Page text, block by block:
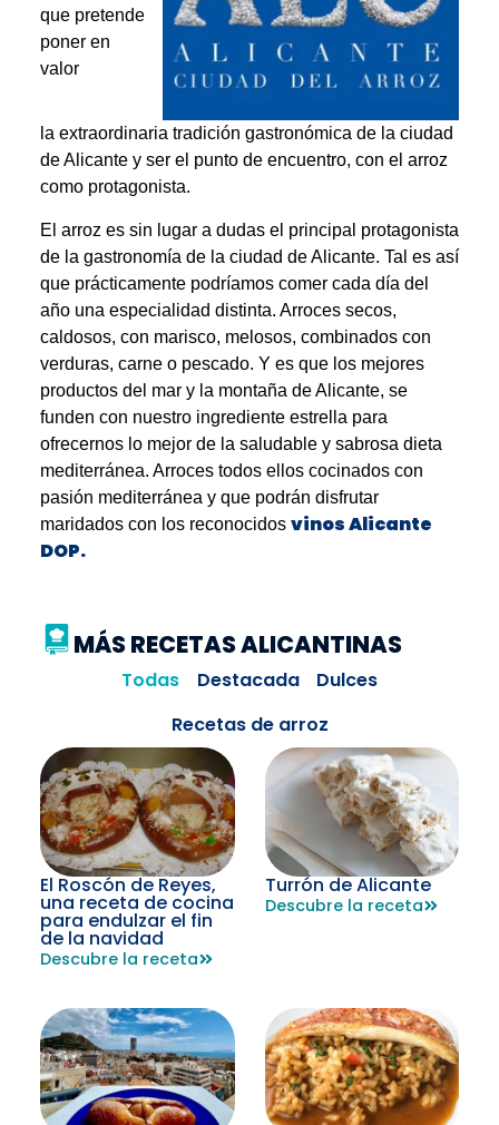
que pretende
poner en
valor
la extraordinaria tradición gastronómica de la ciudad
de Alicante y ser el punto de encuentro, con el arroz
como protagonista.
El arroz es sin lugar a dudas el principal protagonista
de la gastronomía de la ciudad de Alicante. Tal es así
que prácticamente podríamos comer cada día del
año una especialidad distinta. Arroces secos,
caldosos, con marisco, melosos, combinados con
verduras, carne o pescado. Y es que los mejores
productos del mar y la montaña de Alicante, se
funden con nuestro ingrediente estrella para
ofrecernos lo mejor de la saludable y sabrosa dieta
mediterránea. Arroces todos ellos cocinados con
pasión mediterránea y que podrán disfrutar
maridados con los reconocidos vinos Alicante
DOP.
MÁS RECETAS ALICANTINAS
Destacada
Dulces
Recetas de arroz
Todas
El Roscón de Reyes,
una receta de cocina
para endulzar el fin
de la navidad
Descubre la receta
Turrón de Alicante
Descubre la receta